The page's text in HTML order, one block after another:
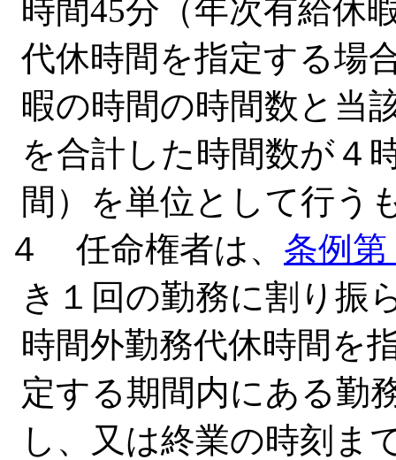
時間45分（年次有給休
代休時間を指定する場
暇の時間の時間数と当
を合計した時間数が４
間）を単位として行う
４ 任命権者は、 条例
き１回の勤務に割り振
時間外勤務代休時間を
定する期間内にある勤
し、又は終業の時刻ま